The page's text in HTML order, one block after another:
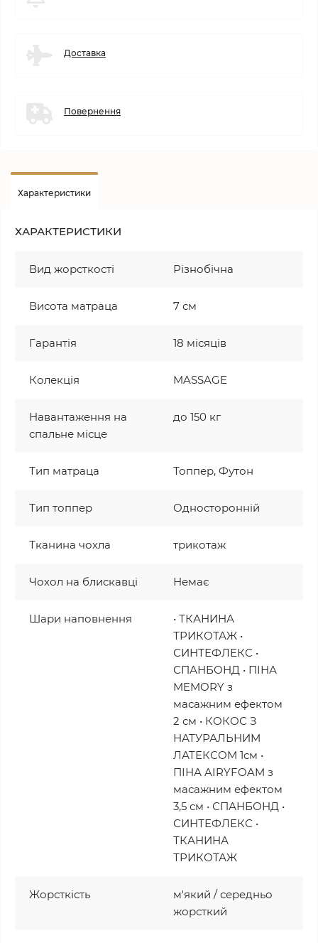
Доставка
Повернення
Характеристики
ХАРАКТЕРИСТИКИ
Вид жорсткості Різнобічна
Висота матраца 7 см
Гарантія 18 місяців
Колекція MASSAGE
Навантаження на
спальне місце
до 150 кг
Тип матраца Топпер, Футон
Тип топпер Односторонній
Тканина чохла трикотаж
Чохол на блискавці Немає
Шари наповнення
• ТКАНИНА
ТРИКОТАЖ •
СИНТЕФЛЕКС •
СПАНБОНД • ПІНА
MEMORY з
масажним ефектом
2 см • КОКОС З
НАТУРАЛЬНИМ
ЛАТЕКСОМ 1см •
ПІНА AIRYFOAM з
масажним ефектом
3,5 см • СПАНБОНД •
СИНТЕФЛЕКС •
ТКАНИНА
ТРИКОТАЖ
Жорсткість
м'який / середньо
жорсткий